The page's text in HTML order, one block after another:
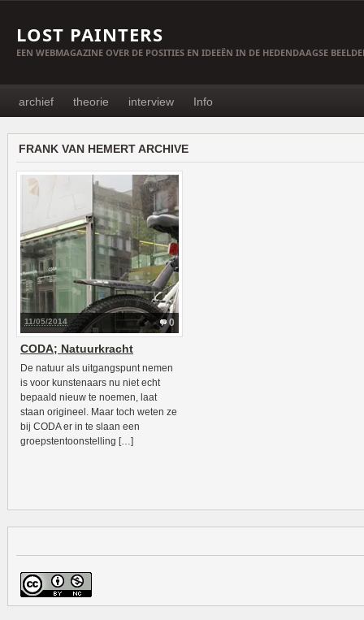
LOST PAINTERS
EEN WEBMAGAZINE OVER DE POSITIES EN IDEEËN IN DE HEDENDAAGSE
archief theorie interview Info
FRANK VAN HEMERT ARCHIVE
0
11/05/2014
CODA; Natuurkracht
De natuur als uitgangspunt nemen
is voor kunstenaars nu niet echt
bepaald nieuw te noemen, laat
staan origineel. Maar toch weten ze
bij CODA er in te slaan een
groepstentoonstelling […]